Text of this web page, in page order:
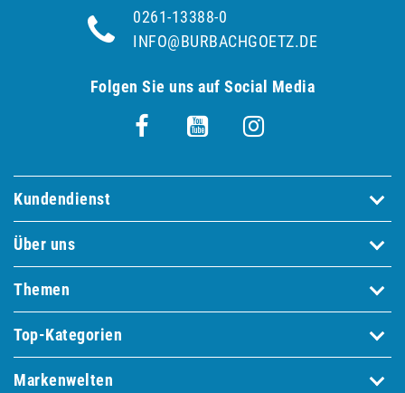
0261-13388-0
INFO@BURBACHGOETZ.DE
Folgen Sie uns auf Social Media
Kundendienst
Über uns
Themen
Top-Kategorien
Markenwelten